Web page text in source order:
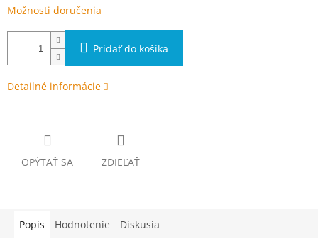
Možnosti doručenia
Pridať do košíka
Detailné informácie
OPÝTAŤ SA ZDIEĽAŤ
Popis Hodnotenie Diskusia